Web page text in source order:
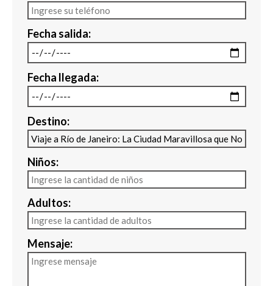
Fecha salida:
Fecha llegada:
Destino:
Niños:
Adultos:
Mensaje: